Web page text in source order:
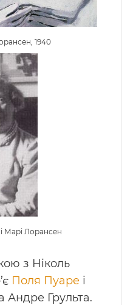
1940
Марі Лорансен
з Ніколь
Поля Пуаре і
Грульта.